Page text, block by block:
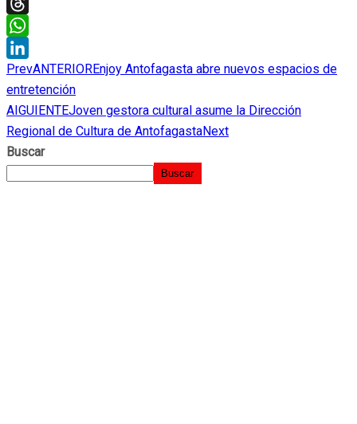
Threads
WhatsApp
LinkedIn
PrevANTERIOREnjoy Antofagasta abre nuevos espacios de
entretención
AIGUIENTEJoven gestora cultural asume la Dirección
Regional de Cultura de AntofagastaNext
Buscar
Buscar